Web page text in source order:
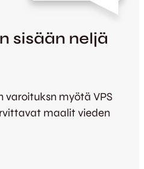
sisään neljä
varoituksn myötä VPS
maalit vieden